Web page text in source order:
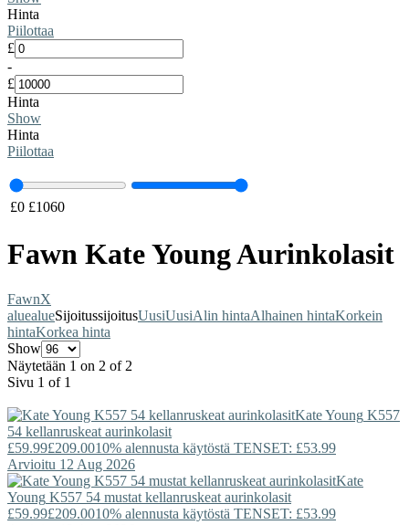
Hinta
Piilottaa
£
-
£
Hinta
Show
Hinta
Piilottaa
£0 £1060
Fawn Kate Young Aurinkolasit
FawnX
aluealueSijoitussijoitusUusiUusiAlin hintaAlhainen hintaKorkein
hintaKorkea hinta
Show
Näytetään 1 on 2 of 2
Sivu 1 of 1
Kate Young K557
54 kellanruskeat aurinkolasit
£59.99£209.0010% alennusta käytöstä TENSET: £53.99
Arvioitu 12 Aug 2026
Kate
Young K557 54 mustat kellanruskeat aurinkolasit
£59.99£209.0010% alennusta käytöstä TENSET: £53.99